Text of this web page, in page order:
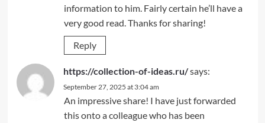
information to him. Fairly certain he’ll have a
very good read. Thanks for sharing!
Reply
https://collection-of-ideas.ru/says:
September 27, 2025 at 3:04 am
An impressive share! I have just forwarded
this onto a colleague who has been